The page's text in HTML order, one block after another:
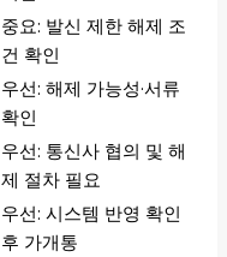
중요: 발신 제한 해제 조
건 확인
우선: 해제 가능성·서류
확인
우선: 통신사 협의 및 해
제 절차 필요
우선: 시스템 반영 확인
후 가개통